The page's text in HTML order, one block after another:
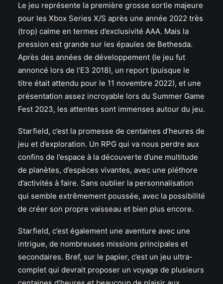
Le jeu représente la première grosse sortie majeure
pour les Xbox Series X/S après une année 2022 très
(trop) calme en termes d’exclusivité AAA. Mais la
pression est grande sur les épaules de Bethesda.
Après des années de développement (le jeu fut
annoncé lors de l’E3 2018), un report (puisque le
titre était attendu pour le 11 novembre 2022), et une
présentation assez incroyable lors du Summer Game
Fest 2023, les attentes sont immenses autour du jeu.
Starfield, c’est la promesse de centaines d’heures de
jeu et d’exploration. Un RPG qui va nous perdre aux
confins de l’espace à la découverte d’une multitude
de planètes, d’espèces vivantes, avec une pléthore
d’activités à faire. Sans oublier la personnalisation
qui semble extrêmement poussée, avec la possibilité
de créer son propre vaisseau et bien plus encore.
Starfield, c’est également une aventure avec une
intrigue, de nombreuses missions principales et
secondaires. Bref, sur le papier, c’est un jeu ultra-
complet qui devrait proposer un voyage de plusieurs